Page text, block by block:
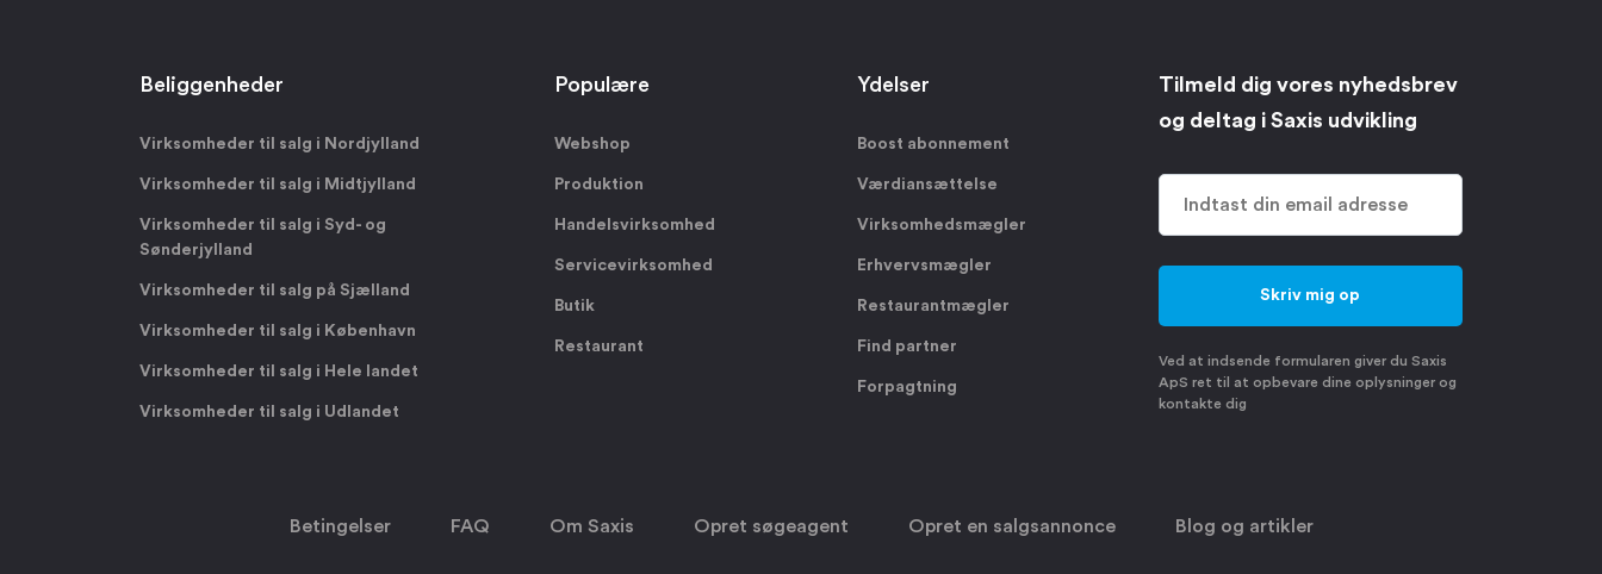
Beliggenheder
Virksomheder til salg i Nordjylland
Virksomheder til salg i Midtjylland
Virksomheder til salg i Syd- og
Sønderjylland
Virksomheder til salg på Sjælland
Virksomheder til salg i København
Virksomheder til salg i Hele landet
Virksomheder til salg i Udlandet
Populære
Webshop
Produktion
Handelsvirksomhed
Servicevirksomhed
Butik
Restaurant
Ydelser
Boost abonnement
Værdiansættelse
Virksomhedsmægler
Erhvervsmægler
Restaurantmægler
Find partner
Forpagtning
Tilmeld dig vores nyhedsbrev
og deltag i Saxis udvikling
Ved at indsende formularen giver du Saxis
ApS ret til at opbevare dine oplysninger og
kontakte dig
Betingelser FAQ Om Saxis Opret søgeagent Opret en salgsannonce Blog og artikler